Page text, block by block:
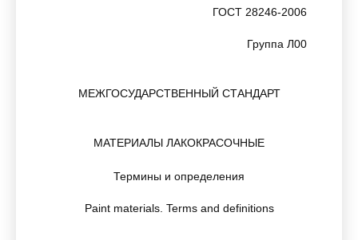
ГОСТ 28246-2006
Группа Л00
МЕЖГОСУДАРСТВЕННЫЙ СТАНДАРТ
МАТЕРИАЛЫ ЛАКОКРАСОЧНЫЕ
Термины и определения
Paint materials. Terms and definitions